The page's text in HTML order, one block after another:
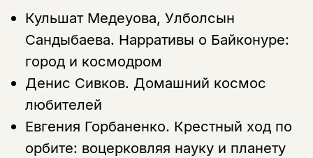
Кульшат Медеуова, Улболсын
Сандыбаева. Нарративы о Байконуре:
город и космодром
Денис Сивков. Домашний космос
любителей
Евгения Горбаненко. Крестный ход по
орбите: воцерковляя науку и планету
Копировать
ссылку
Вконтакте
нет, вернуться назад